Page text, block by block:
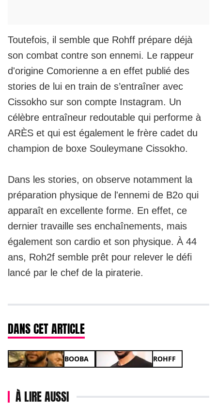
Toutefois, il semble que Rohff prépare déjà
son combat contre son ennemi. Le rappeur
d'origine Comorienne a en effet publié des
stories de lui en train de s’entraîner avec
Cissokho sur son compte Instagram. Un
célèbre entraîneur redoutable qui performe à
ARÈS et qui est également le frère cadet du
champion de boxe Souleymane Cissokho.
Dans les stories, on observe notamment la
préparation physique de l'ennemi de B2o qui
apparaît en excellente forme. En effet, ce
dernier travaille ses enchaînements, mais
également son cardio et son physique. À 44
ans, Roh2f semble prêt pour relever le défi
lancé par le chef de la piraterie.
DANS CET ARTICLE
BOOBA ROHFF
À LIRE AUSSI